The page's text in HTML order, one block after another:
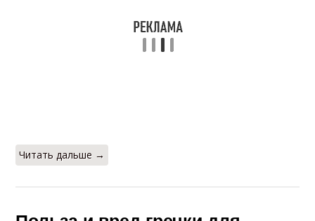
Читать дальше →